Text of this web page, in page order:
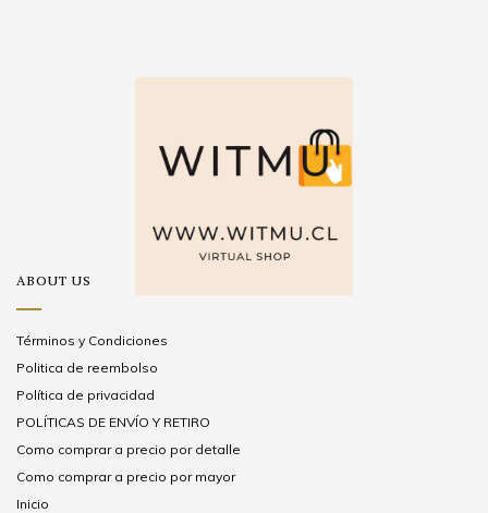
ABOUT US
Términos y Condiciones
Politica de reembolso
Política de privacidad
POLÍTICAS DE ENVÍO Y RETIRO
Como comprar a precio por detalle
Como comprar a precio por mayor
Inicio